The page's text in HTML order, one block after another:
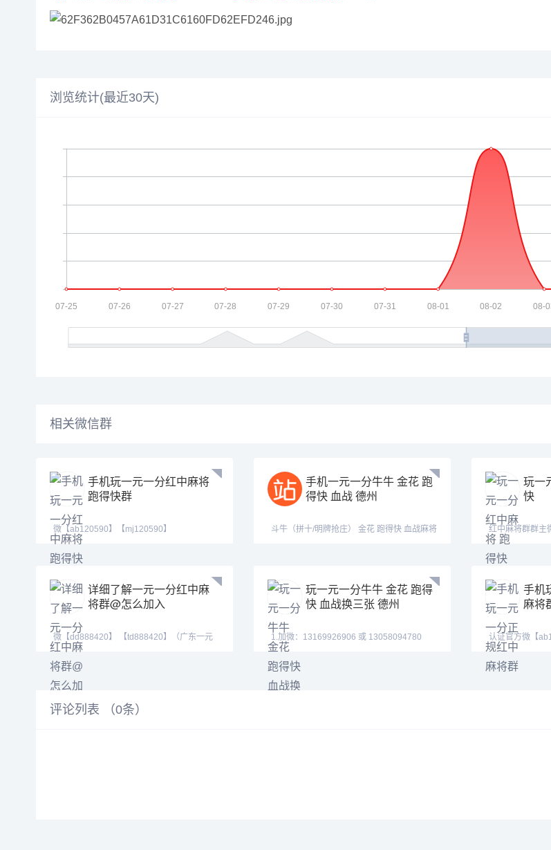
浏览统计(最近30天)
相关微信群
手机玩一元一分红中麻将
跑得快群
微【ab120590】【mj120590】
【tj525555】带押包赔可验
手机一元一分牛牛 金花 跑
得快 血战 德州
斗牛（拼十/明牌抢庄） 金花 跑得快 血战麻将
玩一
快
红中麻将群群主
【mj120590】【
详细了解一元一分红中麻
将群@怎么加入
微【dd888420】 【td888420】（广东一元
一分红中癞子爆
玩一元一分牛牛 金花 跑得
快 血战换三张 德州
1.加微：13169926906 或 13058094780
QQ:3122617673
手机
麻将
认证官方微【
【tj525555】红
评论列表 （0条）